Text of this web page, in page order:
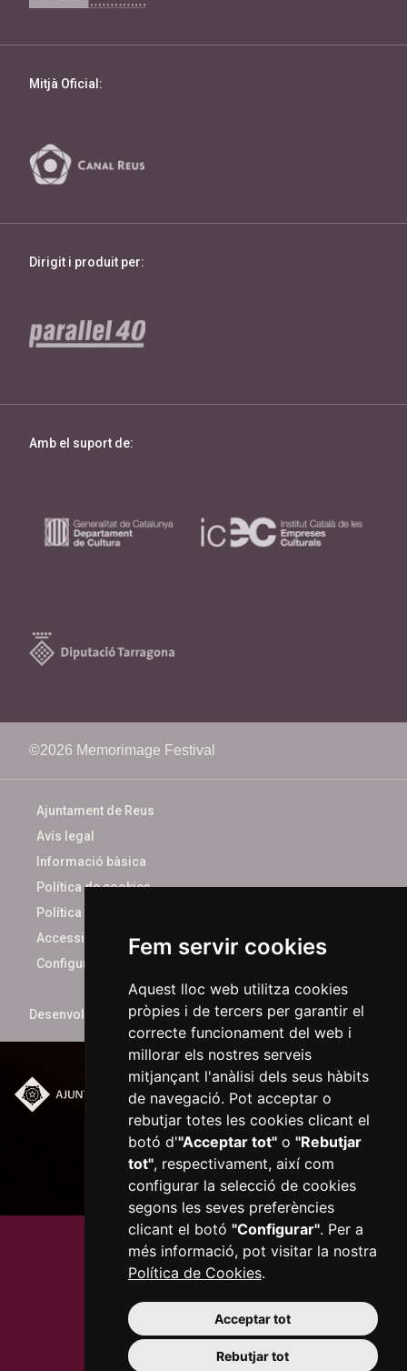
Fem servir cookies
Aquest lloc web utilitza cookies
pròpies i de tercers per garantir el
correcte funcionament del web i
millorar els nostres serveis
mitjançant l'anàlisi dels seus hàbits
de navegació. Pot acceptar o
rebutjar totes les cookies clicant el
botó d'"Acceptar tot"o "Rebutjar
tot", respectivament, així com
configurar la selecció de cookies
segons les seves preferències
clicant el botó "Configurar". Per a
més informació, pot visitar la nostra
Política de Cookies.
Acceptar tot
Rebutjar tot
Mitjà Oficial:
Dirigit i produit per:
Amb el suport de:
©2026 Memorimage Festival
Ajuntament de Reus
Avís legal
Informació bàsica
Política de cookies
Política de privacitat
Accessibilitat
Configurar cookies
Desenvolupat perxarop.com
Plaça del Mercadal ·
43201 Reus
977 010 010
ajuntament@reus.cat
reus.cat